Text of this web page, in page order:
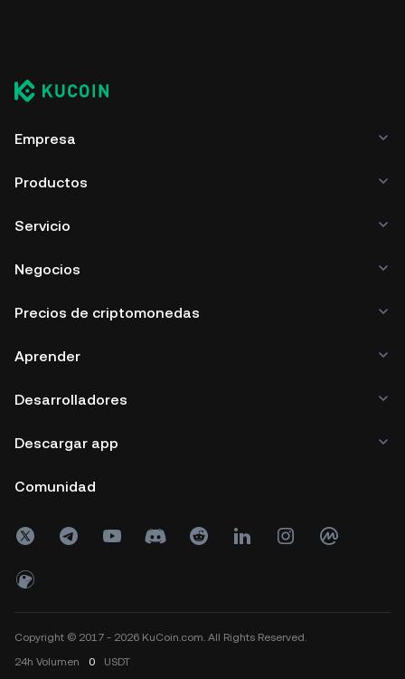
Empresa
Productos
Servicio
Negocios
Precios de criptomonedas
Aprender
Desarrolladores
Descargar app
Comunidad
Copyright © 2017 - 2026 KuCoin.com. All Rights Reserved.
24h Volumen 0 USDT